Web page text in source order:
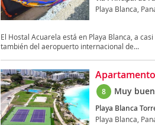
Playa Blanca,
El Hostal Acuarela está en Playa Blanca, a
también del aeropuerto internacional de...
8 Muy
Playa Blanca
Playa Blanca,